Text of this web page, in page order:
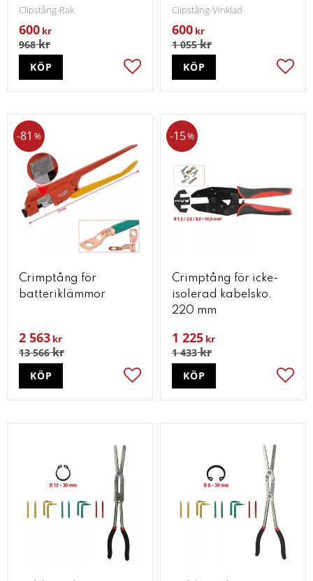
Clipstång-Rak
600 kr
968kr
Lägg till i favoriter
KÖP
Clipstång-Vinklad
600 kr
1 055kr
KÖP
Crimptång för
batteriklämmor
2 563 kr
13 566kr
81 %
Lägg till i favoriter
KÖP
Crimptång för icke-
isolerad kabelsko.
220 mm
1 225 kr
1 433kr
15%
KÖP